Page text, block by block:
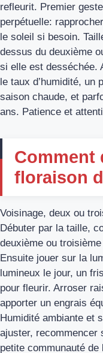
refleurit. Premier
perpétuelle:
le soleil si besoin.
dessus du deuxième
si elle est desséchée.
le taux d’humidité, un
saison chaude, et
ans. Patience et
Comment
floraison
Voisinage, deux ou
Débuter par la taille,
deuxième ou
Ensuite jouer sur la
lumineux le jour, un
pour fleurir. Arroser
apporter un engrais
Humidité ambiante et
ajuster, recommencer
petite communauté de